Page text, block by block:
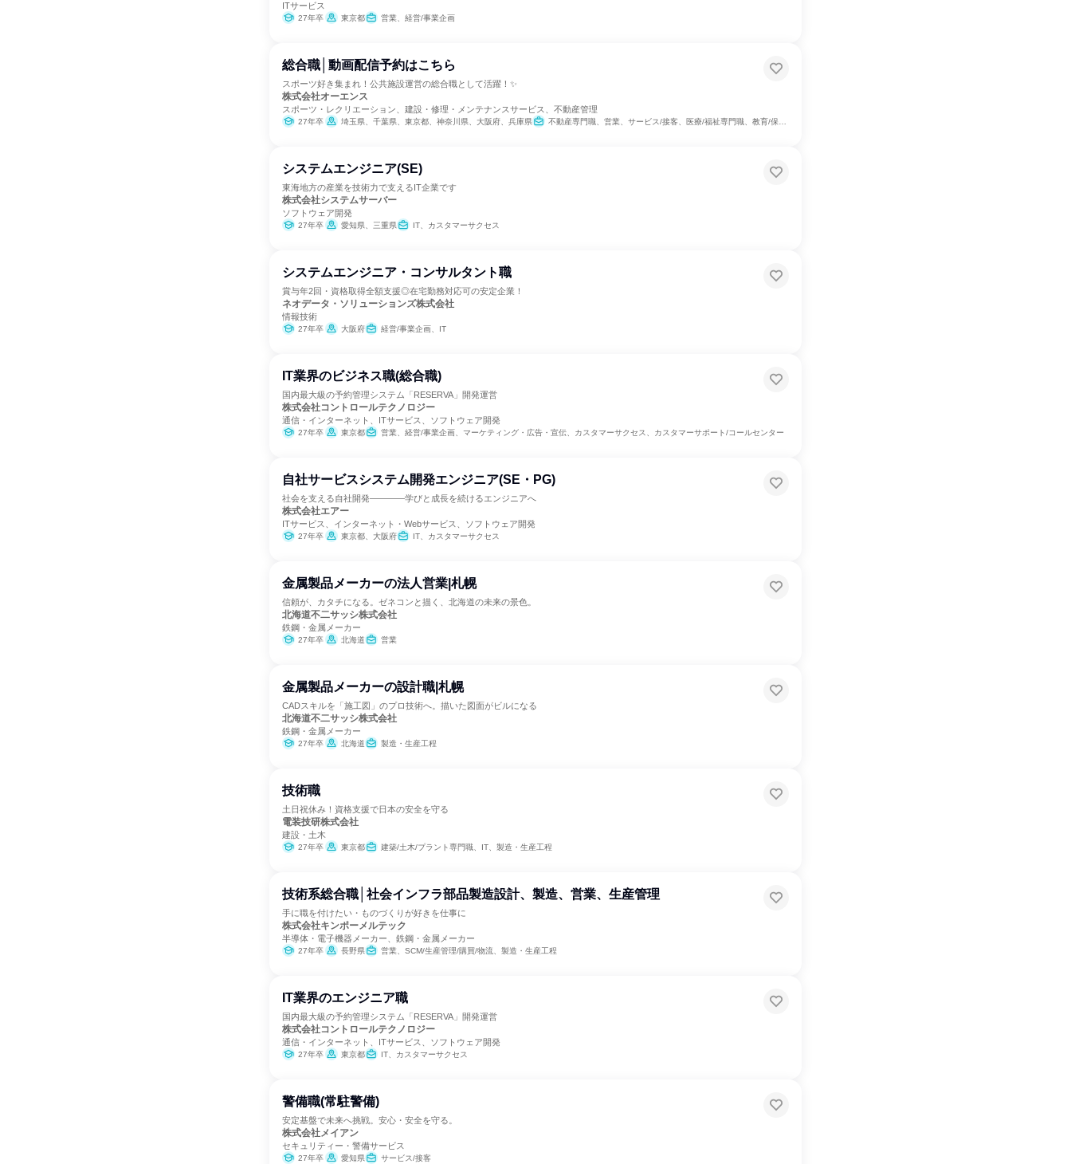
ITサービス
27年卒 東京都 営業、経営/事業企画
総合職│動画配信予約はこちら
スポーツ好き集まれ！公共施設運営の総合職として活躍！✨
株式会社オーエンス
スポーツ・レクリエーション、建設・修理・メンテナンスサービス、不動産管理
27年卒 埼玉県、千葉県、東京都、神奈川県、大阪府、兵庫県 不動産専門職、営業、サービス/接客、医療/福祉専門職、教育/保育専門職、小売販売/流通、バックオフィス・事務・受付、組織運営管理・公務員・事務系職種、建築/土木/プラント専門職、製造・生産工程
システムエンジニア(SE)
東海地方の産業を技術力で支えるIT企業です
株式会社システムサーバー
ソフトウェア開発
27年卒 愛知県、三重県 IT、カスタマーサクセス
システムエンジニア・コンサルタント職
賞与年2回・資格取得全額支援◎在宅勤務対応可の安定企業！
ネオデータ・ソリューションズ株式会社
情報技術
27年卒 大阪府 経営/事業企画、IT
IT業界のビジネス職(総合職)
国内最大級の予約管理システム「RESERVA」開発運営
株式会社コントロールテクノロジー
通信・インターネット、ITサービス、ソフトウェア開発
27年卒 東京都 営業、経営/事業企画、マーケティング・広告・宣伝、カスタマーサクセス、カスタマーサポート/コールセンター
自社サービスシステム開発エンジニア(SE・PG)
社会を支える自社開発――――学びと成長を続けるエンジニアへ
株式会社エアー
ITサービス、インターネット・Webサービス、ソフトウェア開発
27年卒 東京都、大阪府 IT、カスタマーサクセス
金属製品メーカーの法人営業|札幌
信頼が、カタチになる。ゼネコンと描く、北海道の未来の景色。
北海道不二サッシ株式会社
鉄鋼・金属メーカー
27年卒 北海道 営業
金属製品メーカーの設計職|札幌
CADスキルを「施工図」のプロ技術へ。描いた図面がビルになる
北海道不二サッシ株式会社
鉄鋼・金属メーカー
27年卒 北海道 製造・生産工程
技術職
土日祝休み！資格支援で日本の安全を守る
電装技研株式会社
建設・土木
27年卒 東京都 建築/土木/プラント専門職、IT、製造・生産工程
技術系総合職│社会インフラ部品製造設計、製造、営業、生産管理
手に職を付けたい・ものづくりが好きを仕事に
株式会社キンポーメルテック
半導体・電子機器メーカー、鉄鋼・金属メーカー
27年卒 長野県 営業、SCM/生産管理/購買/物流、製造・生産工程
IT業界のエンジニア職
国内最大級の予約管理システム「RESERVA」開発運営
株式会社コントロールテクノロジー
通信・インターネット、ITサービス、ソフトウェア開発
27年卒 東京都 IT、カスタマーサクセス
警備職(常駐警備)
安定基盤で未来へ挑戦。安心・安全を守る。
株式会社メイアン
セキュリティー・警備サービス
27年卒 愛知県 サービス/接客